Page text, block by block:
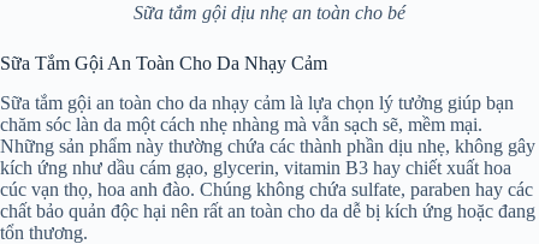
Sữa tắm gội dịu nhẹ an toàn cho bé
Sữa Tắm Gội An Toàn Cho Da Nhạy Cảm
Sữa tắm gội an toàn cho da nhạy cảm là lựa chọn lý tưởng giúp bạn
chăm sóc làn da một cách nhẹ nhàng mà vẫn sạch sẽ, mềm mại.
Những sản phẩm này thường chứa các thành phần dịu nhẹ, không gây
kích ứng như dầu cám gạo, glycerin, vitamin B3 hay chiết xuất hoa
cúc vạn thọ, hoa anh đào. Chúng không chứa sulfate, paraben hay các
chất bảo quản độc hại nên rất an toàn cho da dễ bị kích ứng hoặc đang
tổn thương.